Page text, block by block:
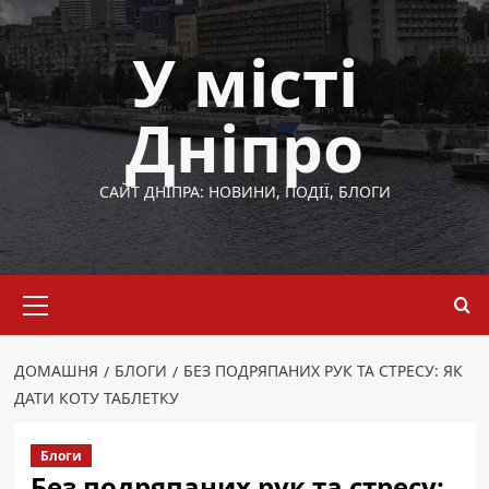
Перейти
до
вмісту
У місті
Дніпро
САЙТ ДНІПРА: НОВИНИ, ПОДІЇ, БЛОГИ
меню
ДОМАШНЯ БЛОГИ
БЕЗ ПОДРЯПАНИХ РУК ТА СТРЕСУ: ЯК
ДАТИ КОТУ ТАБЛЕТКУ
Блоги